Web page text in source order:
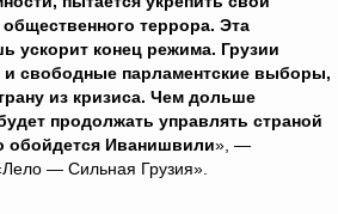
террора. Эта
ускорит конец режима. Грузии
свободные парламентские выборы,
из кризиса. Чем дольше
продолжать управлять страной
обойдется Иванишвили», —
— Сильная Грузия».